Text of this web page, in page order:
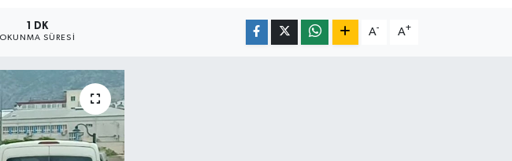
1 DK
OKUNMA SÜRESI
A- A+